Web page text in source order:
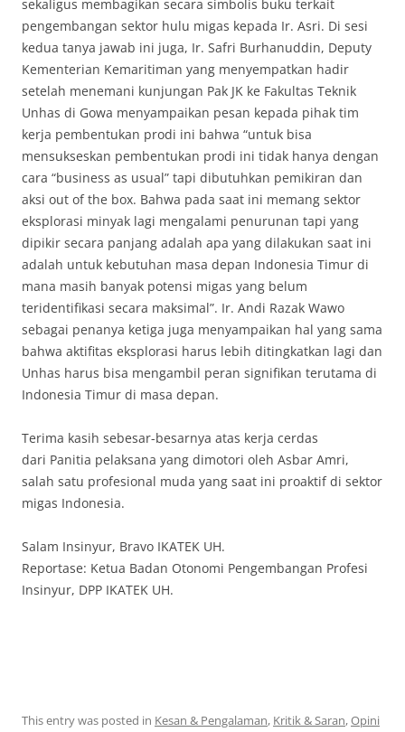
sekaligus membagikan secara simbolis buku terkait
pengembangan sektor hulu migas kepada Ir. Asri. Di sesi
kedua tanya jawab ini juga, Ir. Safri Burhanuddin, Deputy
Kementerian Kemaritiman yang menyempatkan hadir
setelah menemani kunjungan Pak JK ke Fakultas Teknik
Unhas di Gowa menyampaikan pesan kepada pihak tim
kerja pembentukan prodi ini bahwa “untuk bisa
mensukseskan pembentukan prodi ini tidak hanya dengan
cara “business as usual” tapi dibutuhkan pemikiran dan
aksi out of the box. Bahwa pada saat ini memang sektor
eksplorasi minyak lagi mengalami penurunan tapi yang
dipikir secara panjang adalah apa yang dilakukan saat ini
adalah untuk kebutuhan masa depan Indonesia Timur di
mana masih banyak potensi migas yang belum
teridentifikasi secara maksimal”. Ir. Andi Razak Wawo
sebagai penanya ketiga juga menyampaikan hal yang sama
bahwa aktifitas eksplorasi harus lebih ditingkatkan lagi dan
Unhas harus bisa mengambil peran signifikan terutama di
Indonesia Timur di masa depan.
Terima kasih sebesar-besarnya atas kerja cerdas
dari Panitia pelaksana yang dimotori oleh Asbar Amri,
salah satu profesional muda yang saat ini proaktif di sektor
migas Indonesia.
Salam Insinyur, Bravo IKATEK UH.
Reportase: Ketua Badan Otonomi Pengembangan Profesi
Insinyur, DPP IKATEK UH.
This entry was posted in Kesan & Pengalaman, Kritik & Saran,Opini